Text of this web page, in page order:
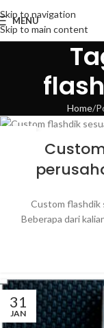
Skip to navigation
Skip to main content
MENU
Home
Custom flashdik
Beberapa dari
31
JAN